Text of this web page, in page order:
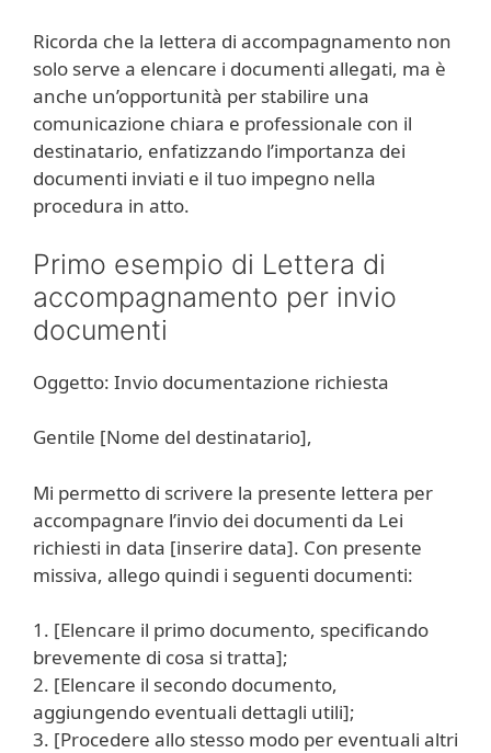
Ricorda che la lettera di accompagnamento non
solo serve a elencare i documenti allegati, ma è
anche un’opportunità per stabilire una
comunicazione chiara e professionale con il
destinatario, enfatizzando l’importanza dei
documenti inviati e il tuo impegno nella
procedura in atto.
Primo esempio di Lettera di
accompagnamento per invio
documenti
Oggetto: Invio documentazione richiesta
Gentile [Nome del destinatario],
Mi permetto di scrivere la presente lettera per
accompagnare l’invio dei documenti da Lei
richiesti in data [inserire data]. Con presente
missiva, allego quindi i seguenti documenti:
1. [Elencare il primo documento, specificando
brevemente di cosa si tratta];
2. [Elencare il secondo documento,
aggiungendo eventuali dettagli utili];
3. [Procedere allo stesso modo per eventuali altri